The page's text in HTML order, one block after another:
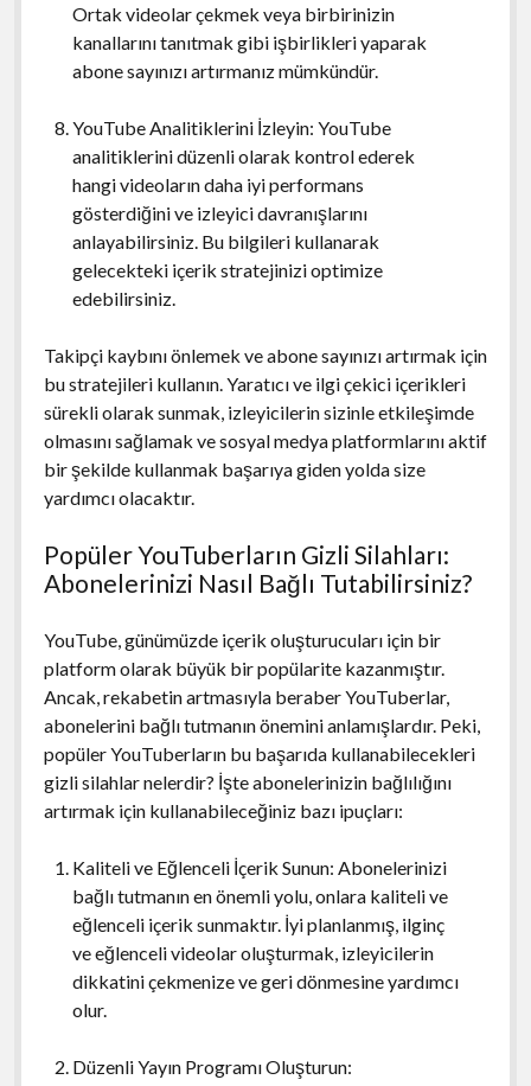
Ortak videolar çekmek veya birbirinizin
kanallarını tanıtmak gibi işbirlikleri yaparak
abone sayınızı artırmanız mümkündür.
YouTube Analitiklerini İzleyin: YouTube
analitiklerini düzenli olarak kontrol ederek
hangi videoların daha iyi performans
gösterdiğini ve izleyici davranışlarını
anlayabilirsiniz. Bu bilgileri kullanarak
gelecekteki içerik stratejinizi optimize
edebilirsiniz.
Takipçi kaybını önlemek ve abone sayınızı artırmak için
bu stratejileri kullanın. Yaratıcı ve ilgi çekici içerikleri
sürekli olarak sunmak, izleyicilerin sizinle etkileşimde
olmasını sağlamak ve sosyal medya platformlarını aktif
bir şekilde kullanmak başarıya giden yolda size
yardımcı olacaktır.
Popüler YouTuberların Gizli Silahları:
Abonelerinizi Nasıl Bağlı Tutabilirsiniz?
YouTube, günümüzde içerik oluşturucuları için bir
platform olarak büyük bir popülarite kazanmıştır.
Ancak, rekabetin artmasıyla beraber YouTuberlar,
abonelerini bağlı tutmanın önemini anlamışlardır. Peki,
popüler YouTuberların bu başarıda kullanabilecekleri
gizli silahlar nelerdir? İşte abonelerinizin bağlılığını
artırmak için kullanabileceğiniz bazı ipuçları:
Kaliteli ve Eğlenceli İçerik Sunun: Abonelerinizi
bağlı tutmanın en önemli yolu, onlara kaliteli ve
eğlenceli içerik sunmaktır. İyi planlanmış, ilginç
ve eğlenceli videolar oluşturmak, izleyicilerin
dikkatini çekmenize ve geri dönmesine yardımcı
olur.
Düzenli Yayın Programı Oluşturun: